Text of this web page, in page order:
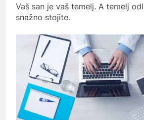
Vaš san je vaš temelj. A temelj
snažno stojite.